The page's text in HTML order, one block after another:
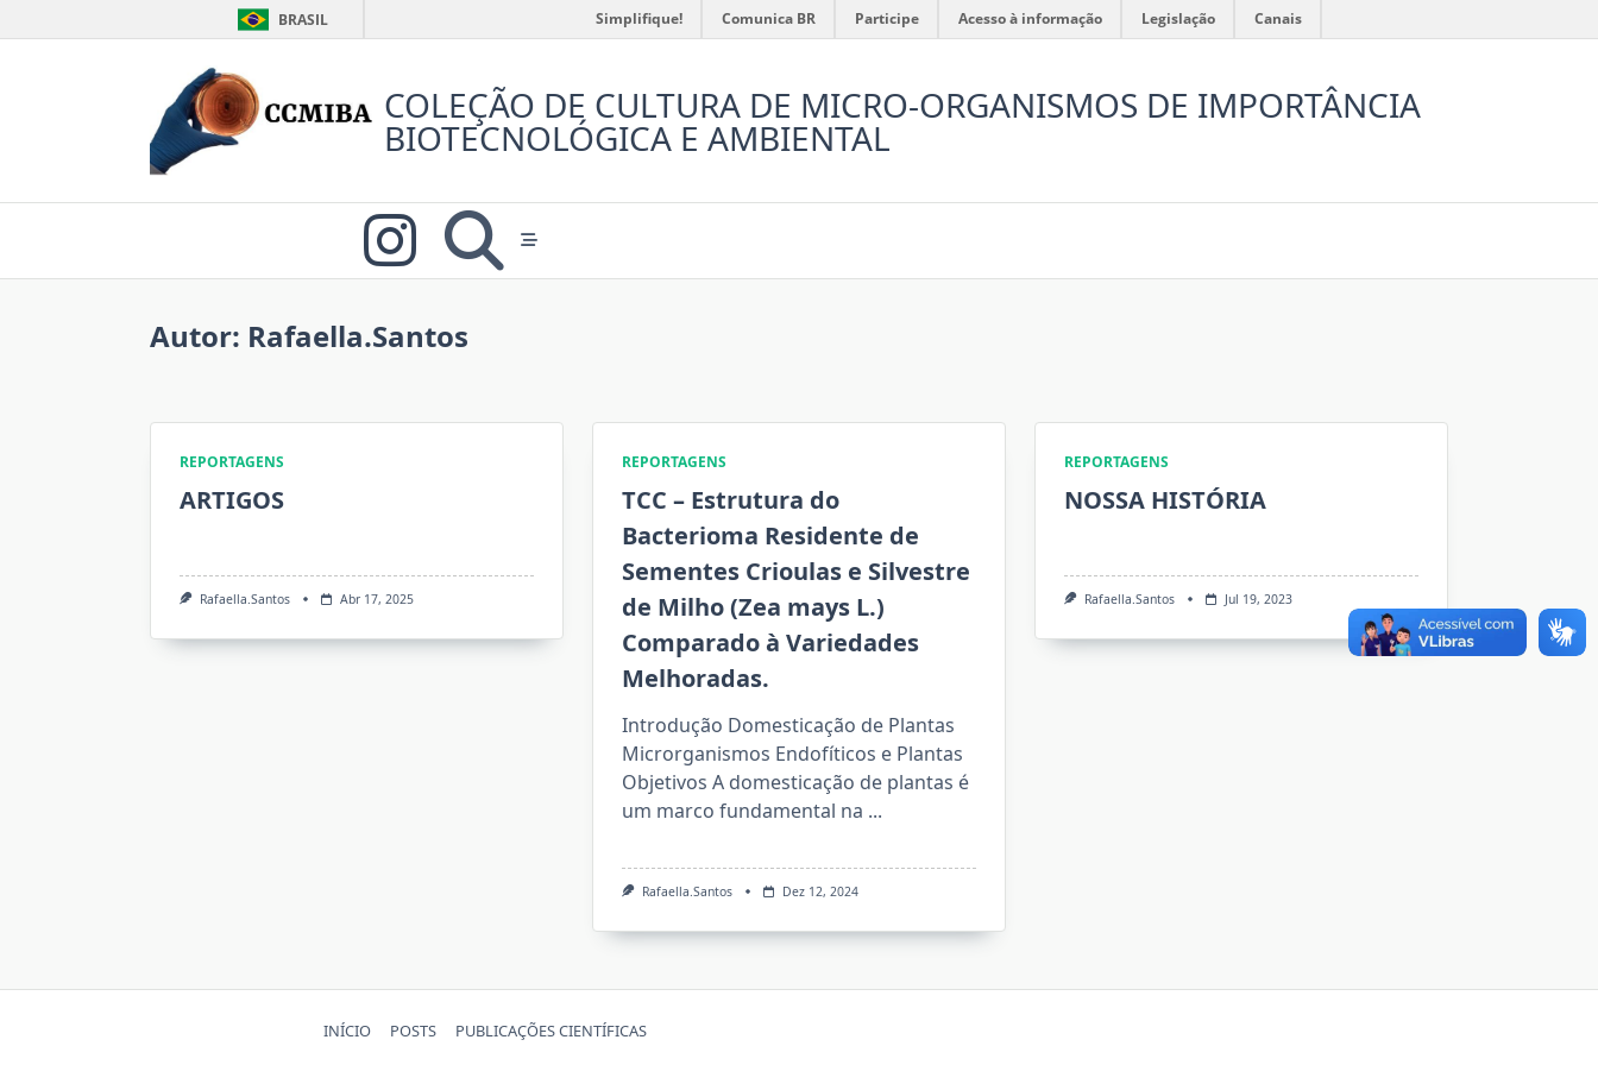
BRASIL Simplifique! Comunica BR Participe Acesso à informação Legislação Canais
COLEÇÃO DE CULTURA DE MICRO-ORGANISMOS DE IMPORTÂNCIA
BIOTECNOLÓGICA E AMBIENTAL
Autor: Rafaella.santos
REPORTAGENS
ARTIGOS
Rafaella.santos Abr 17, 2025
REPORTAGENS
TCC – Estrutura do
Bacterioma Residente de
Sementes Crioulas e Silvestre
de Milho (Zea mays L.)
Comparado à Variedades
Melhoradas.
Introdução Domesticação de Plantas
Microrganismos Endofíticos e Plantas
Objetivos A domesticação de plantas é
um marco fundamental na ...
Rafaella.santos Dez 12, 2024
REPORTAGENS
NOSSA HISTÓRIA
Rafaella.santos Jul 19, 2023
INÍCIO POSTS PUBLICAÇÕES CIENTÍFICAS